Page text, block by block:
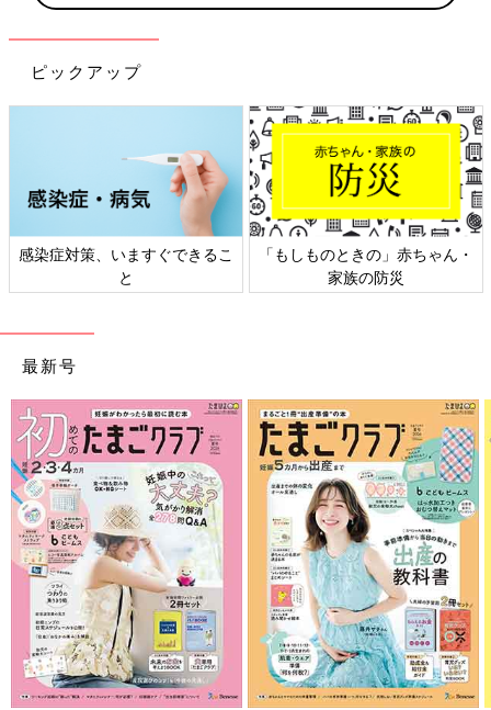
ピックアップ
感染症対策、いますぐできるこ
と
「もしものときの」赤ちゃん・
家族の防災
最新号